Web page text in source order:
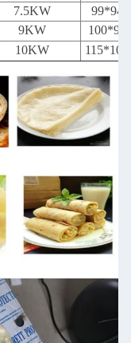
7.5KW
9KW
10KW